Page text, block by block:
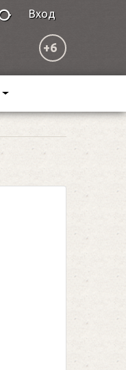
Вход
+6